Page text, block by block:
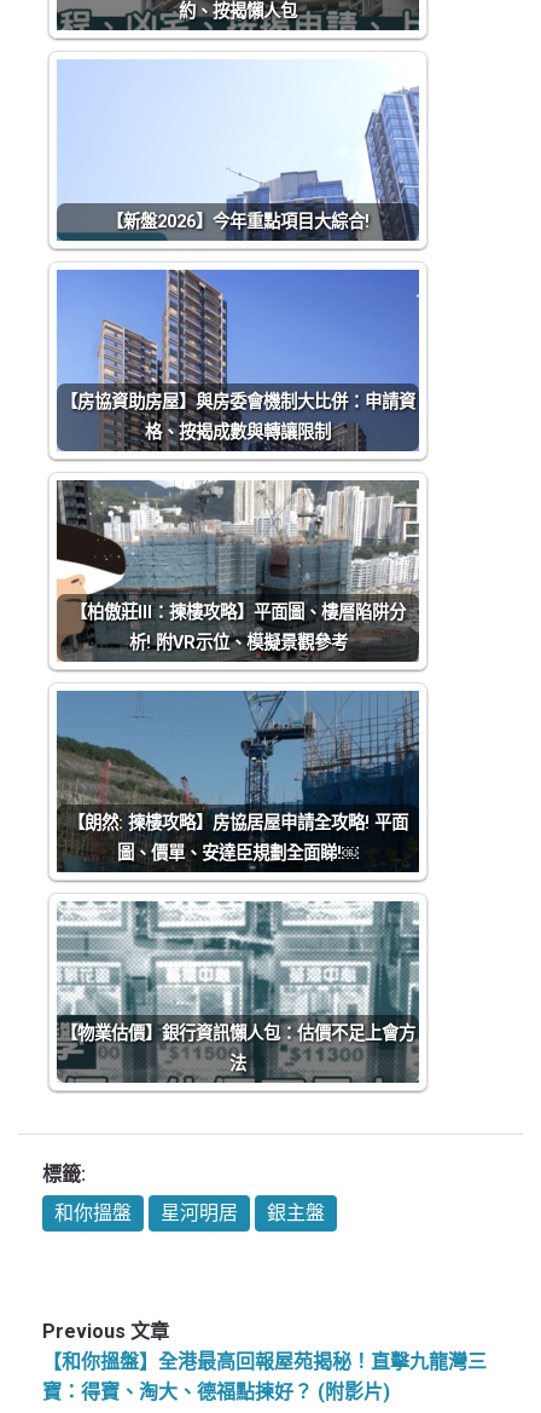
約、按揭懶人包
【新盤2026】今年重點項目大綜合!
【房協資助房屋】與房委會機制大比併：申請資
格、按揭成數與轉讓限制
【柏傲莊III：揀樓攻略】平面圖、樓層陷阱分
析! 附VR示位、模擬景觀參考
【朗然: 揀樓攻略】房協居屋申請全攻略! 平面
圖、價單、安達臣規劃全面睇!￼
【物業估價】銀行資訊懶人包：估價不足上會方
法
標籤:
和你搵盤
星河明居 銀主盤
Previous 文章
【和你搵盤】全港最高回報屋苑揭秘！直擊九龍灣三
寶：得寶、淘大、德福點揀好？ (附影片)